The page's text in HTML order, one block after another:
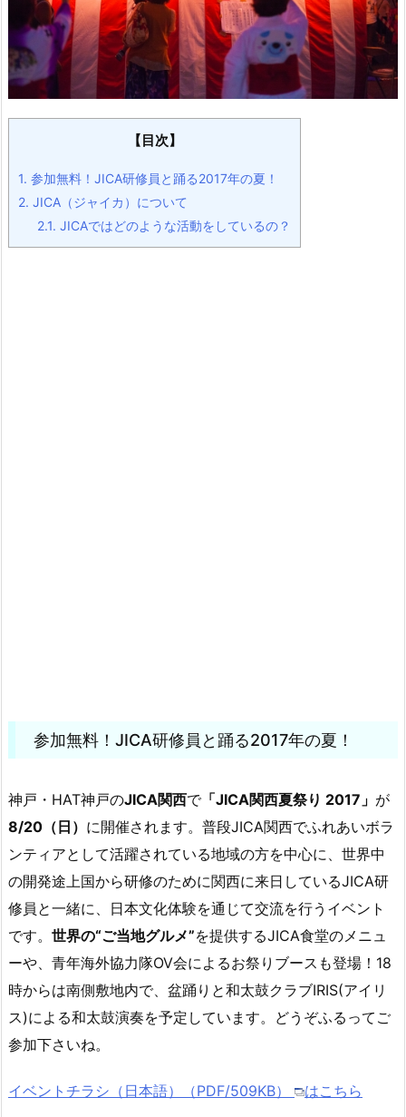
【目次】
1. 参加無料！JICA研修員と踊る2017年の夏！
2. JICA（ジャイカ）について
2.1. JICAではどのような活動をしているの？
参加無料！JICA研修員と踊る2017年の夏！
神戸・HAT神戸のJICA関西で「JICA関西夏祭り 2017」 が
8/20（日） に開催されます。普段JICA関西でふれあいボラ
ンティアとして活躍されている地域の方を中心に、世界中
の開発途上国から研修のために関西に来日しているJICA研
修員と一緒に、日本文化体験を通じて交流を行うイベント
です。 世界の“ご当地グルメ”を提供するJICA食堂のメニュ
ーや、青年海外協力隊OV会によるお祭りブースも登場！18
時からは南側敷地内で、盆踊りと和太鼓クラブIRIS(アイリ
ス)による和太鼓演奏を予定しています。どうぞふるってご
参加下さいね。
イベントチラシ（日本語）（PDF/509KB） はこちら